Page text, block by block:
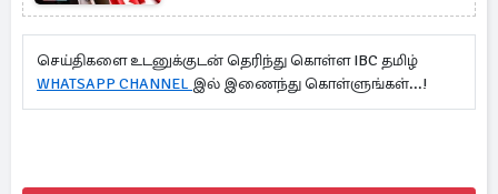
இராஜதந்திரி
செய்திகளை உடனுக்குடன் தெரிந்து கொள்ள IBC தமிழ்
WHATSAPP CHANNEL இல் இணைந்து கொள்ளுங்கள்...!